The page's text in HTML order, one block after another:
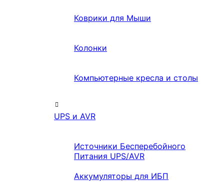
Коврики для Мыши
Колонки
Компьютерные кресла и столы
UPS и AVR
Источники Бесперебойного
Питания UPS/AVR
Аккумуляторы для ИБП